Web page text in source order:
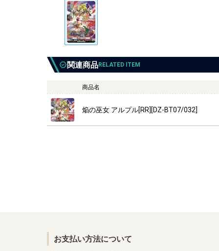
関連商品RELATED ITEM
商品名
焔の巫女 アルプル[RR][DZ-BT07/032]
お支払い方法について